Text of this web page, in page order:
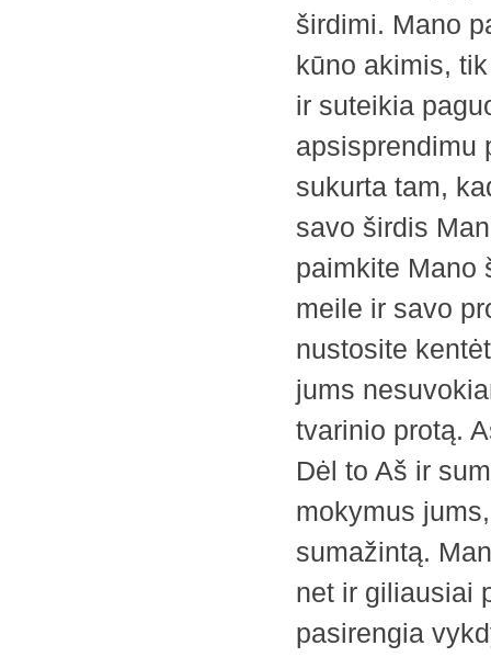
širdimi. Mano
kūno akimis,
ir suteikia
apsisprendimu
sukurta tam,
savo širdis
paimkite Mano
meile ir savo
nustosite
jums
tvarinio protą.
Dėl to Aš ir
mokymus
sumažintą.
net ir giliausiai
pasirengia